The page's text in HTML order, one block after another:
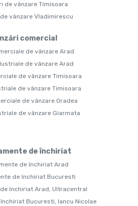
de vânzare Timisoara
vânzare Vladimirescu
comercial
de vânzare Arad
de vânzare Arad
de vânzare Timisoara
de vânzare Timisoara
de vânzare Oradea
de vânzare Giarmata
de închiriat
de închiriat Arad
de închiriat Bucuresti
închiriat Arad, Ultracentral
Bucuresti, Iancu Nicolae